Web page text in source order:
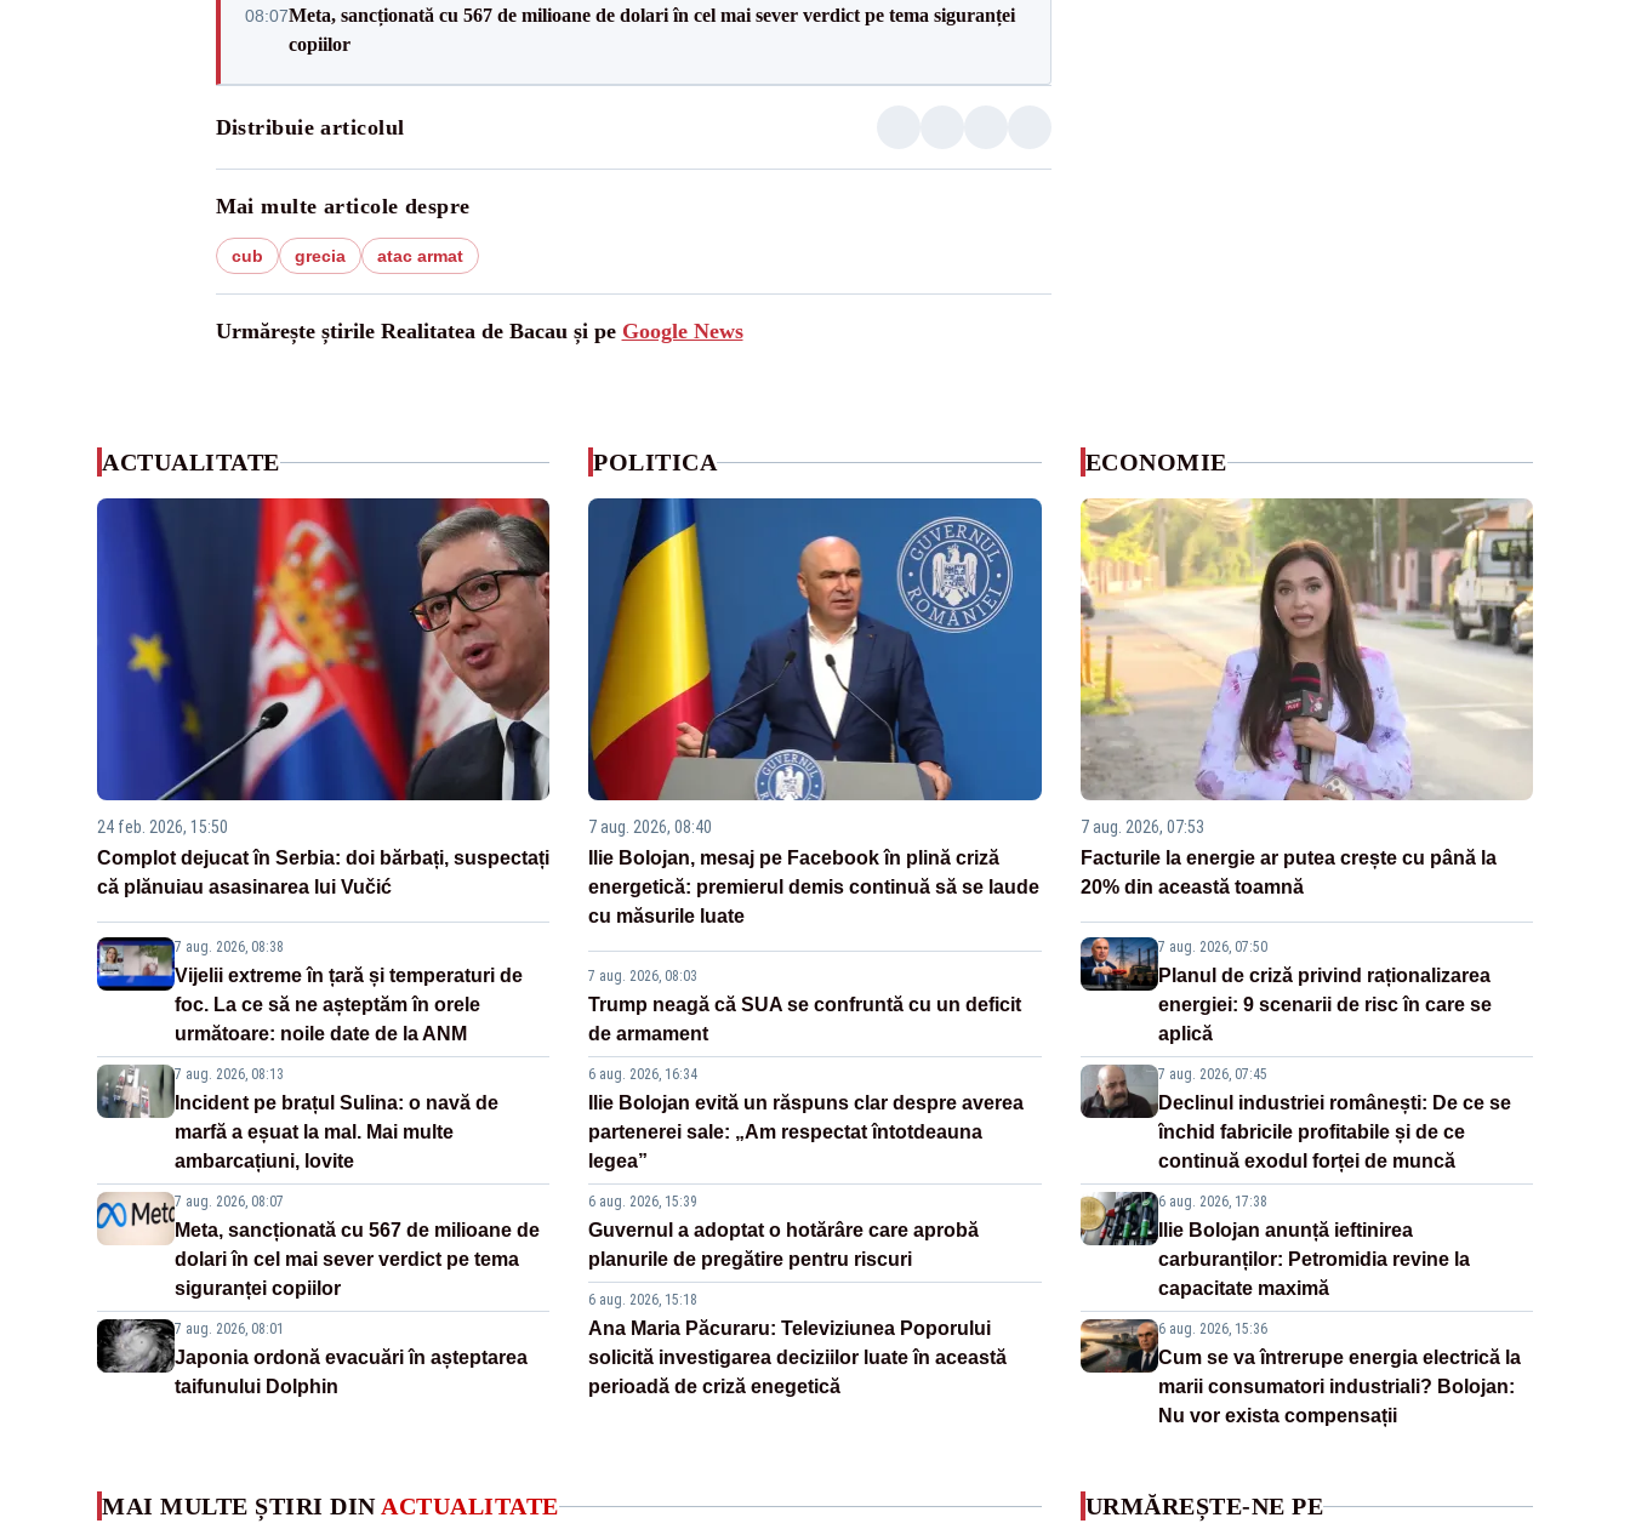
08:07Meta, sancționată cu 567 de milioane de dolari în cel mai sever verdict pe tema siguranței
copiilor
Distribuie articolul
Mai multe articole despre
cub grecia atac armat
Urmărește știrile Realitatea de Bacau și pe Google News
ACTUALITATE
24 feb. 2026, 15:50
Complot dejucat în Serbia: doi bărbați, suspectați
că plănuiau asasinarea lui Vučić
7 aug. 2026, 08:38
Vijelii extreme în țară și temperaturi de
foc. La ce să ne așteptăm în orele
următoare: noile date de la ANM
7 aug. 2026, 08:13
Incident pe brațul Sulina: o navă de
marfă a eșuat la mal. Mai multe
ambarcațiuni, lovite
7 aug. 2026, 08:07
Meta, sancționată cu 567 de milioane de
dolari în cel mai sever verdict pe tema
siguranței copiilor
7 aug. 2026, 08:01
Japonia ordonă evacuări în așteptarea
taifunului Dolphin
POLITICA
7 aug. 2026, 08:40
Ilie Bolojan, mesaj pe Facebook în plină criză
energetică: premierul demis continuă să se laude
cu măsurile luate
7 aug. 2026, 08:03
Trump neagă că SUA se confruntă cu un deficit
de armament
6 aug. 2026, 16:34
Ilie Bolojan evită un răspuns clar despre averea
partenerei sale: „Am respectat întotdeauna
legea”
6 aug. 2026, 15:39
Guvernul a adoptat o hotărâre care aprobă
planurile de pregătire pentru riscuri
6 aug. 2026, 15:18
Ana Maria Păcuraru: Televiziunea Poporului
solicită investigarea deciziilor luate în această
perioadă de criză enegetică
ECONOMIE
7 aug. 2026, 07:53
Facturile la energie ar putea crește cu până la
20% din această toamnă
7 aug. 2026, 07:50
Planul de criză privind raționalizarea
energiei: 9 scenarii de risc în care se
aplică
7 aug. 2026, 07:45
Declinul industriei românești: De ce se
închid fabricile profitabile și de ce
continuă exodul forței de muncă
6 aug. 2026, 17:38
Ilie Bolojan anunță ieftinirea
carburanților: Petromidia revine la
capacitate maximă
6 aug. 2026, 15:36
Cum se va întrerupe energia electrică la
marii consumatori industriali? Bolojan:
Nu vor exista compensații
MAI MULTE ȘTIRI DIN ACTUALITATE URMĂREȘTE-NE PE